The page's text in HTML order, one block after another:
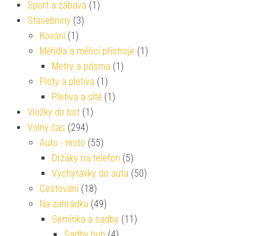
Sport a zábava (1)
Stavebniny (3)
Kování (1)
Měřidla a měřicí přístroje (1)
Metry a pásma (1)
Ploty a pletiva (1)
Pletiva a sítě (1)
Vložky do bot (1)
Volný čas (294)
Auto - moto (55)
Držáky na telefon (5)
Vychytávky do auta (50)
Cestování (18)
Na zahrádku (49)
Semínka a sadby (11)